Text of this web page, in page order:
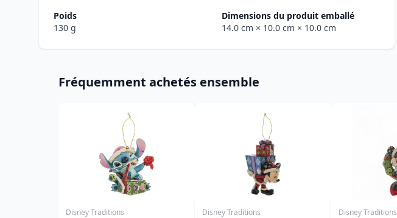
Poids
130 g
Dimensions du produit emballé
14.0 cm × 10.0 cm × 10.0 cm
Fréquemment achetés ensemble
Disney Traditions Disney Traditions Disney Traditions